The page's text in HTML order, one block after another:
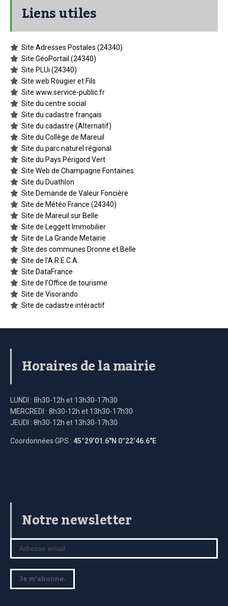
Liens utiles
Site Adresses Postales (24340)
Site GéoPortail (24340)
Site PLUi (24340)
Site web Rougier et Fils
Site www.service-public.fr
Site du centre social
Site du cadastre français
Site du cadastre (Alternatif)
Site du Collège de Mareuil
Site du parc naturel régional
Site du Pays Périgord Vert
Site Web de Champagne Fontaines
Site du Duathlon
Site Demande de Valeur Foncière
Site de Météo France (24340)
Site de Mareuil sur Belle
Site de Leggett Immobilier
Site de La Grande Metairie
Site des communes Dronne et Belle
Site de l’A.R.E.C.A.
Site DataFrance
Site de l’Office de tourisme
Site de Visorando
Site de cadastre intéractif
Horaires de la mairie
LUNDI : 8h30-12h et 13h30-17h30
MERCREDI : 8h30-12h et 13h30-17h30
JEUDI : 8h30-12h et 13h30-17h30
Coordonnées GPS : 45°29’01.6″N 0°22’46.6″E
Notre newsletter